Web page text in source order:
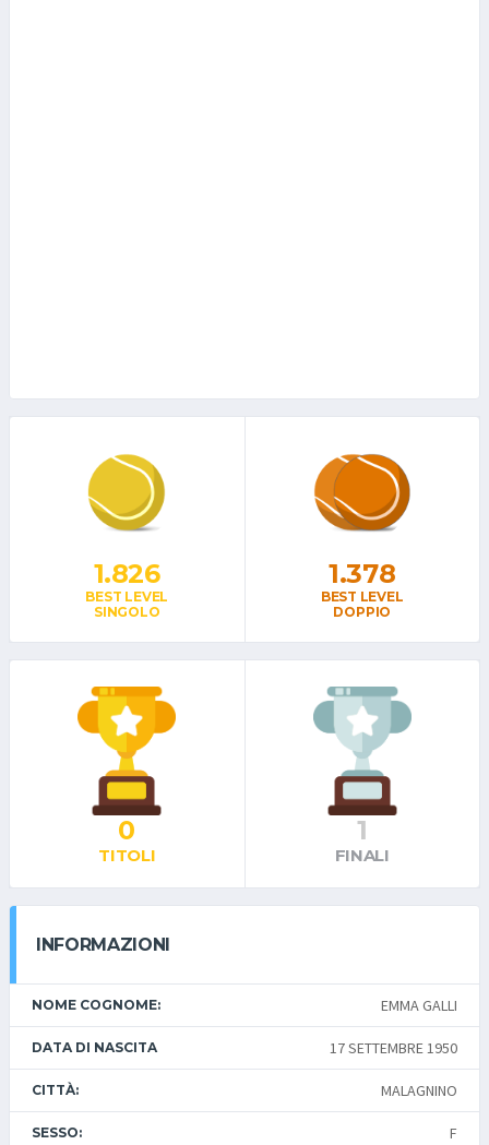
1.826
BEST LEVEL
SINGOLO
1.378
BEST LEVEL
DOPPIO
0
TITOLI
1
FINALI
INFORMAZIONI
NOME COGNOME: EMMA GALLI
DATA DI NASCITA 17 SETTEMBRE 1950
CITTÀ: MALAGNINO
SESSO: F